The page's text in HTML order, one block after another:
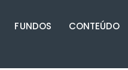
FUNDOS CONTEÚDO